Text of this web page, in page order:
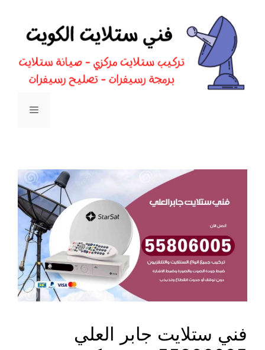
المحتوى
القائمة
فني ستلايت جابر العلي